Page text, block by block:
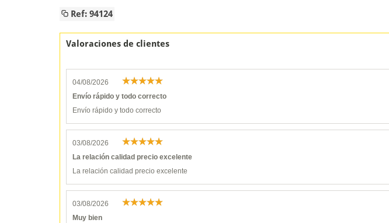
Ref: 94124
Valoraciones de clientes
04/08/2026
Envío rápido y todo correcto
Envío rápido y todo correcto
03/08/2026
La relación calidad precio excelente
La relación calidad precio excelente
03/08/2026
Muy bien